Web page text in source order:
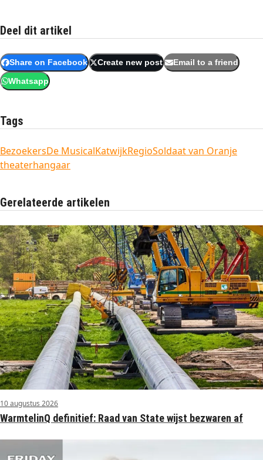
Deel dit artikel
Share on Facebook Create new post Email to a friend
Whatsapp
Tags
BezoekersDe MusicalKatwijkRegioSoldaat van Oranje
theaterhangaar
Gerelateerde artikelen
10 augustus 2026
WarmtelinQ definitief: Raad van State wijst bezwaren af